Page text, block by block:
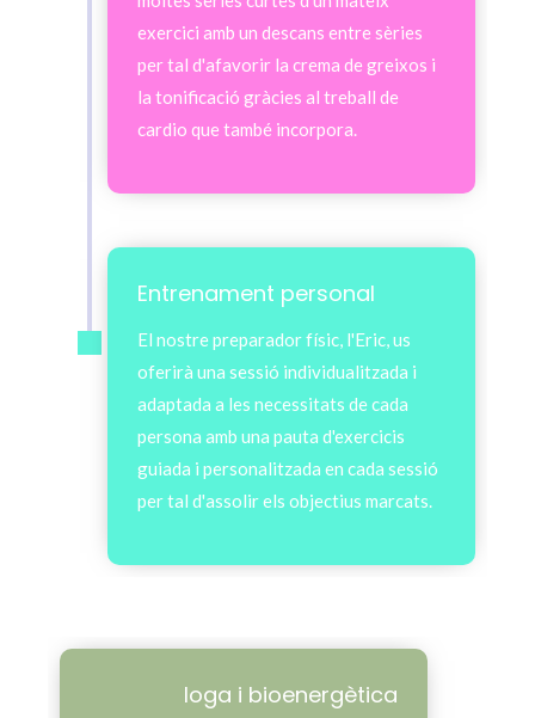
exercici amb un descans entre sèries
per tal d'afavorir la crema de greixos i
la tonificació gràcies al treball de
cardio que també incorpora.
Entrenament personal
El nostre preparador físic, l'Eric, us
oferirà una sessió individualitzada i
adaptada a les necessitats de cada
persona amb una pauta d'exercicis
guiada i personalitzada en cada sessió
per tal d'assolir els objectius marcats.
Ioga i bioenergètica